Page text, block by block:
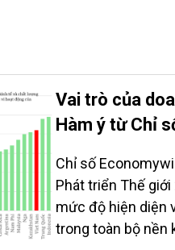
Vai trò của
Hàm ý từ Chỉ
Chỉ số
Phát triển Thế
mức độ hiện diện
trong toàn bộ nền